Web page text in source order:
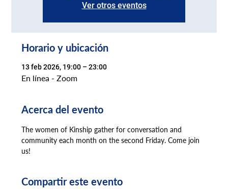
Ver otros eventos
Horario y ubicación
13 feb 2026, 19:00 – 23:00
En línea - Zoom
Acerca del evento
The women of Kinship gather for conversation and
community each month on the second Friday. Come join
us!
Compartir este evento